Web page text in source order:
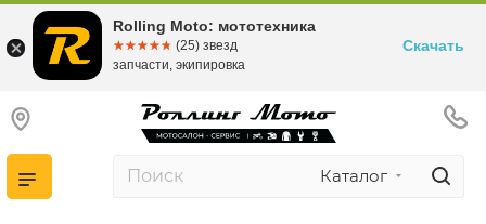
Каталог
Rolling Moto: мототехника
☆☆☆☆☆
★★★★★ (25) звезд
запчасти, экипировка
Скачать